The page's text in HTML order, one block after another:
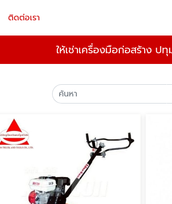
ติดต่อเรา
ให้เช่าเครื่องมือก่อสร้าง